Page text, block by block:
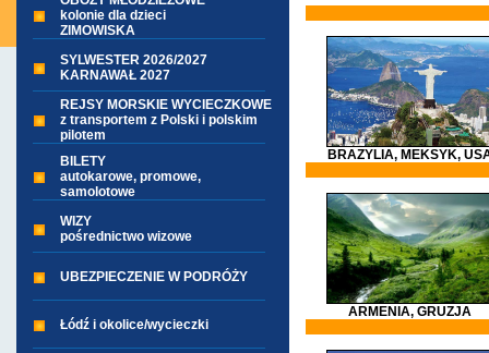
kolonie dla dzieci
ZIMOWISKA
SYLWESTER 2026/2027
KARNAWAŁ 2027
REJSY MORSKIE WYCIECZKOWE
z transportem z Polski i polskim
pilotem
BILETY
autokarowe, promowe,
samolotowe
WIZY
pośrednictwo wizowe
UBEZPIECZENIE W PODRÓŻY
Łódź i okolice/wycieczki
BRAZYLIA, MEKSYK,
ARMENIA, GRUZJA